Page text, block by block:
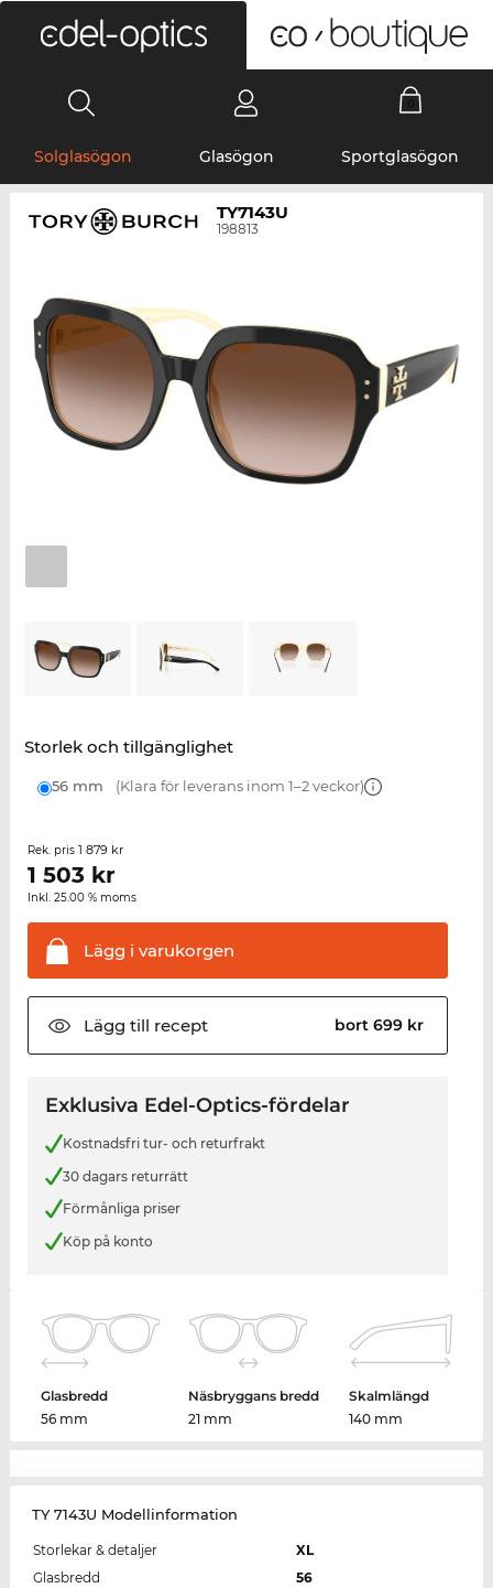
Solglasögon Glasögon Sportglasögon
TY7143U
198813
Storlek och tillgänglighet
56 mm (Klara för leverans inom 1–2 veckor)
Rek. pris 1 879 kr
1 503 kr
Inkl. 25.00 % moms
Lägg i varukorgen
Lägg till recept bort 699 kr
Exklusiva Edel-Optics-fördelar
Kostnadsfri tur- och returfrakt
30 dagars returrätt
Förmånliga priser
Köp på konto
Glasbredd
56 mm
Näsbryggans bredd
21 mm
Skalmlängd
140 mm
TY 7143U Modellinformation
Storlekar & detaljer
XL
Glasbredd
56